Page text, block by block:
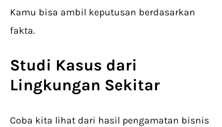
Kamu bisa ambil keputusan berdasarkan
fakta.
Studi Kasus dari
Lingkungan Sekitar
Coba kita lihat dari hasil pengamatan bisnis